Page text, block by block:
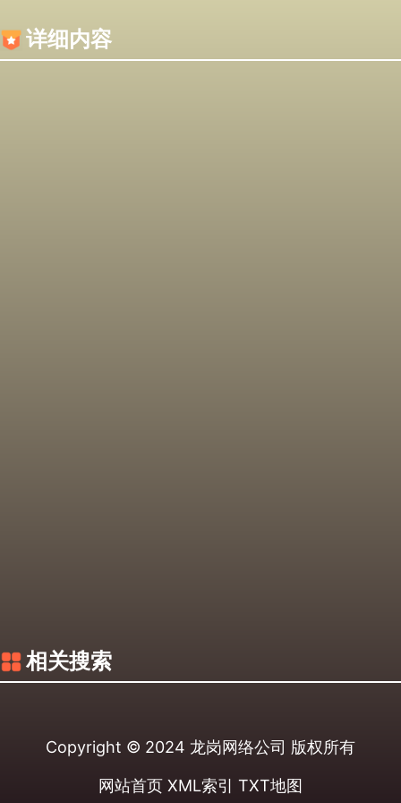
详细内容
相关搜索
Copyright © 2024 龙岗网络公司 版权所有
网站首页 XML索引 TXT地图